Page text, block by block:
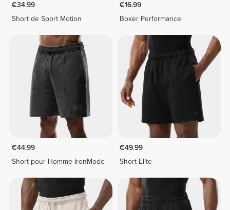
€34.99
Short de Sport Motion
€16.99
Boxer Performance
€44.99
Short pour Homme IronMode
€49.99
Short Elite